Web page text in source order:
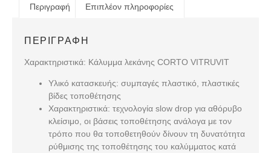
Περιγραφή Επιπλέον πληροφορίες
ΠΕΡΙΓΡΑΦΉ
Χαρακτηριστικά: Κάλυμμα λεκάνης CORTO VITRUVIT
Υλικό κατασκευής: συμπαγές πλαστικό, πλαστικές
βίδες τοποθέτησης
Χαρακτηριστικά: τεχνολογία slow drop για αθόρυβο
κλείσιμο, οι βάσεις τοποθέτησης ανάλογα με τον
τρόπο που θα τοποθετηθούν δίνουν τη δυνατότητα
ρύθμισης της τοποθέτησης του καλύμματος κατά